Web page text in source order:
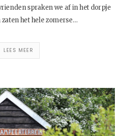
spraken we af in het dorpje
het hele zomerse…
LEES MEER